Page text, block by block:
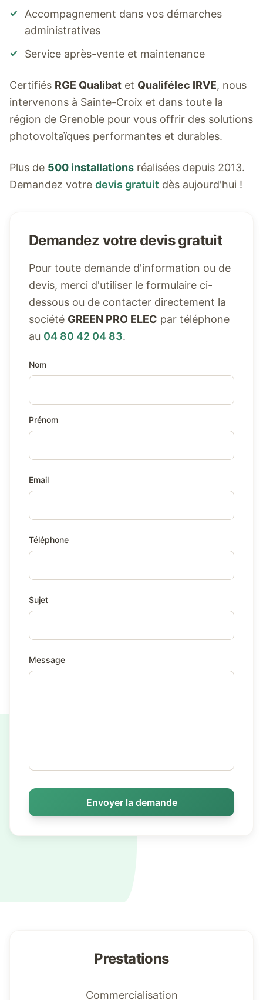
✓
Accompagnement dans vos démarches
administratives
✓ Service après-vente et maintenance
Certifiés RGE Qualibat et Qualifélec IRVE, nous
intervenons à Sainte-Croix et dans toute la
région de Grenoble pour vous offrir des solutions
photovoltaïques performantes et durables.
Plus de 500 installations réalisées depuis 2013.
Demandez votre devis gratuit dès aujourd'hui !
Demandez votre devis gratuit
Pour toute demande d'information ou de
devis, merci d'utiliser le formulaire ci-
dessous ou de contacter directement la
société GREEN PRO ELEC par téléphone
au 04 80 42 04 83.
Nom
Prénom
Email
Téléphone
Sujet
Message
Envoyer la demande
Prestations
Commercialisation